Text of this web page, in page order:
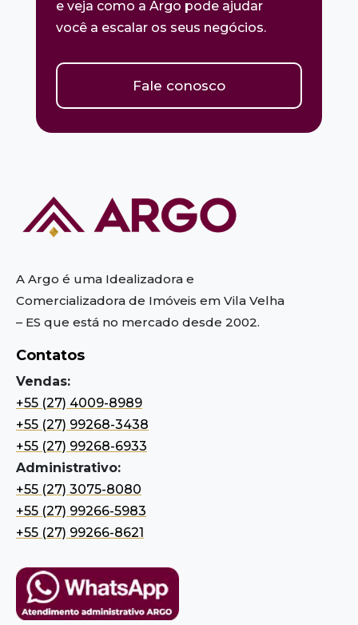
e veja como a Argo pode ajudar
você a escalar os seus negócios.
Fale conosco
A Argo é uma Idealizadora e
Comercializadora de Imóveis em Vila Velha
– ES que está no mercado desde 2002.
Contatos
Vendas:
+55 (27) 4009-8989
+55 (27) 99268-3438
+55 (27) 99268-6933
Administrativo:
+55 (27) 3075-8080
+55 (27) 99266-5983
+55 (27) 99266-8621